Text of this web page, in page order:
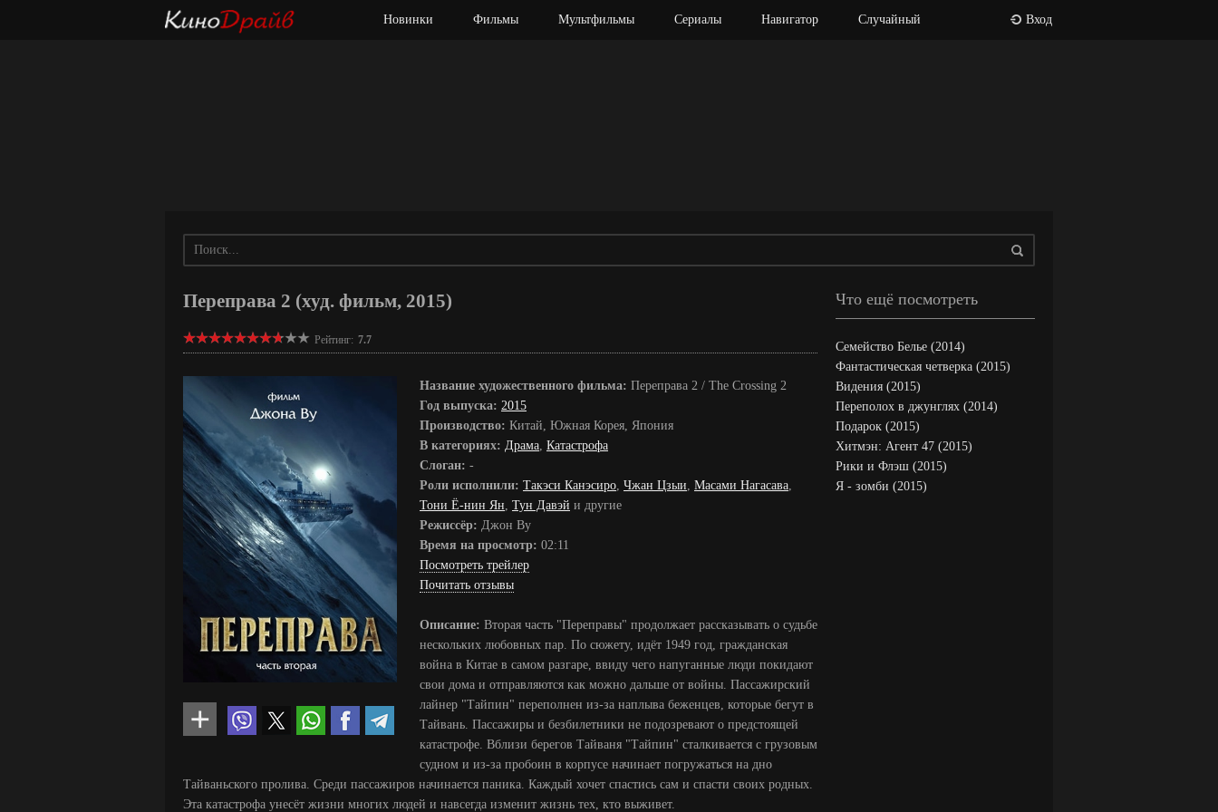
Новинки Фильмы Мультфильмы Сериалы Навигатор Случайный Вход
Переправа 2 (худ. фильм, 2015)
Рейтинг: 7.7
Название художественного фильма: Переправа 2 / The Crossing 2
Год выпуска: 2015
Производство: Китай, Южная Корея, Япония
В категориях: Драма, Катастрофа
Слоган: -
Роли исполнили: Такэси Канэсиро, Чжан Цзыи, Масами Нагасава,
Тони Ё-нин Ян, Тун Давэй и другие
Режиссёр: Джон Ву
Время на просмотр: 02:11
Посмотреть трейлер
Почитать отзывы
Описание: Вторая часть "Переправы" продолжает рассказывать о судьбе
нескольких любовных пар. По сюжету, идёт 1949 год, гражданская
война в Китае в самом разгаре, ввиду чего напуганные люди покидают
свои дома и отправляются как можно дальше от войны. Пассажирский
лайнер "Тайпин" переполнен из-за наплыва беженцев, которые бегут в
Тайвань. Пассажиры и безбилетники не подозревают о предстоящей
катастрофе. Вблизи берегов Тайваня "Тайпин" сталкивается с грузовым
судном и из-за пробоин в корпусе начинает погружаться на дно
Тайваньского пролива. Среди пассажиров начинается паника. Каждый хочет спастись сам и спасти своих родных.
Эта катастрофа унесёт жизни многих людей и навсегда изменит жизнь тех, кто выживет.
Что ещё посмотреть
Семейство Белье (2014)
Фантастическая четверка (2015)
Видения (2015)
Переполох в джунглях (2014)
Подарок (2015)
Хитмэн: Агент 47 (2015)
Рики и Флэш (2015)
Я - зомби (2015)